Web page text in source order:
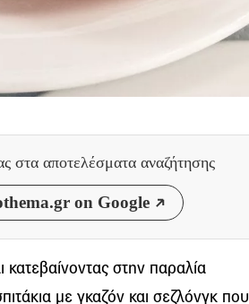
στα αποτελέσματα αναζήτησης
on Google
στην παραλία
με γκαζόν και σεζλόνγκ που